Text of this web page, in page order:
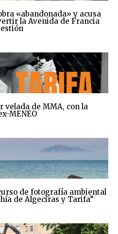
«abandonada» y acusa
la Avenida de Francia
velada de MMA, con la
MENEO
de fotografía ambiental
de Algeciras y Tarifa”